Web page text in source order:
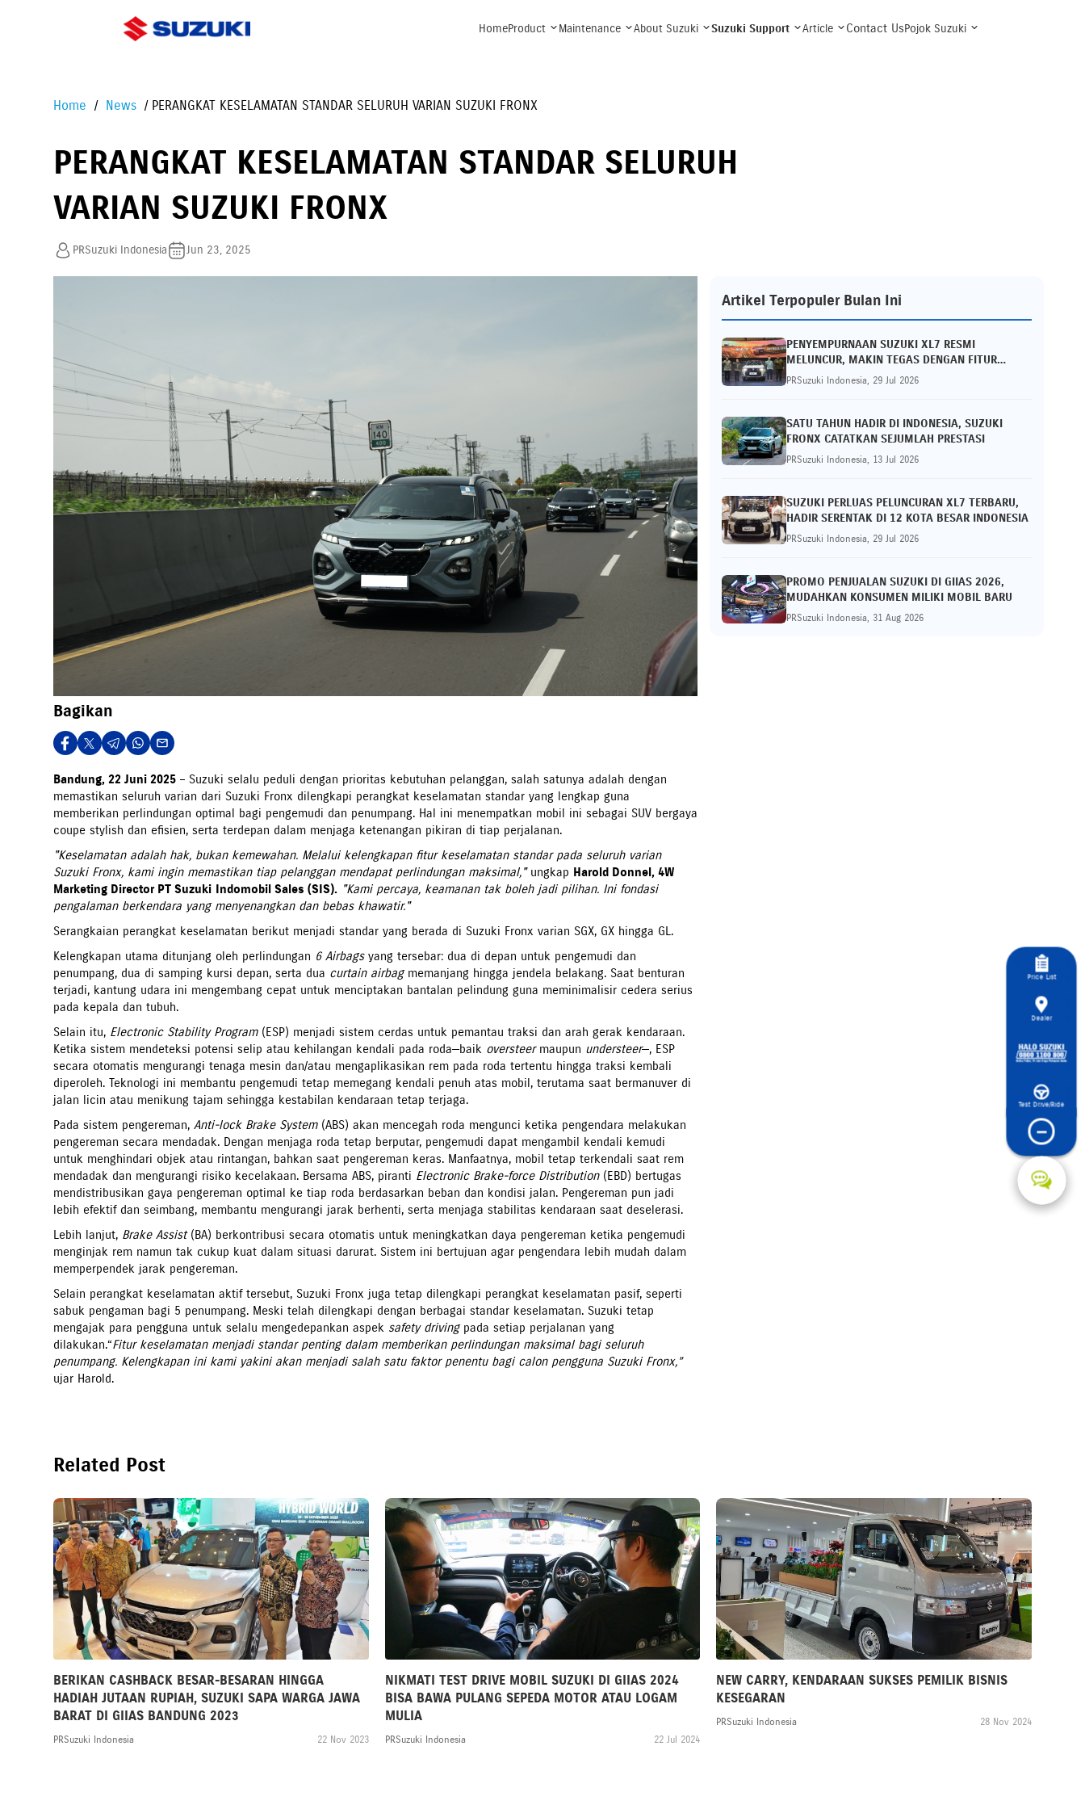
HomeProduct Maintenance About Suzuki Suzuki Support Article Contact UsPojok Suzuki
Home News PERANGKAT KESELAMATAN STANDAR SELURUH VARIAN SUZUKI FRONX
PERANGKAT KESELAMATAN STANDAR SELURUH
VARIAN SUZUKI FRONX
PRSuzuki Indonesia Jun 23, 2025
Bagikan
Bandung, 22 Juni 2025 – Suzuki selalu peduli dengan prioritas kebutuhan pelanggan, salah satunya adalah dengan
memastikan seluruh varian dari Suzuki Fronx dilengkapi perangkat keselamatan standar yang lengkap guna
memberikan perlindungan optimal bagi pengemudi dan penumpang. Hal ini menempatkan mobil ini sebagai SUV bergaya
coupe stylish dan efisien, serta terdepan dalam menjaga ketenangan pikiran di tiap perjalanan.
"Keselamatan adalah hak, bukan kemewahan. Melalui kelengkapan fitur keselamatan standar pada seluruh varian
Suzuki Fronx, kami ingin memastikan tiap pelanggan mendapat perlindungan maksimal,"ungkap Harold Donnel, 4W
Marketing Director PT Suzuki Indomobil Sales (SIS). "Kami percaya, keamanan tak boleh jadi pilihan. Ini fondasi
pengalaman berkendara yang menyenangkan dan bebas khawatir."
Serangkaian perangkat keselamatan berikut menjadi standar yang berada di Suzuki Fronx varian SGX, GX hingga GL.
Kelengkapan utama ditunjang oleh perlindungan 6 Airbagsyang tersebar: dua di depan untuk pengemudi dan
penumpang, dua di samping kursi depan, serta dua curtain airbagmemanjang hingga jendela belakang. Saat benturan
terjadi, kantung udara ini mengembang cepat untuk menciptakan bantalan pelindung guna meminimalisir cedera serius
pada kepala dan tubuh.
Selain itu, Electronic Stability Program(ESP) menjadi sistem cerdas untuk pemantau traksi dan arah gerak kendaraan.
Ketika sistem mendeteksi potensi selip atau kehilangan kendali pada roda—baik oversteermaupun understeer—, ESP
secara otomatis mengurangi tenaga mesin dan/atau mengaplikasikan rem pada roda tertentu hingga traksi kembali
diperoleh. Teknologi ini membantu pengemudi tetap memegang kendali penuh atas mobil, terutama saat bermanuver di
jalan licin atau menikung tajam sehingga kestabilan kendaraan tetap terjaga.
Pada sistem pengereman, Anti-lock Brake System(ABS) akan mencegah roda mengunci ketika pengendara melakukan
pengereman secara mendadak. Dengan menjaga roda tetap berputar, pengemudi dapat mengambil kendali kemudi
untuk menghindari objek atau rintangan, bahkan saat pengereman keras. Manfaatnya, mobil tetap terkendali saat rem
mendadak dan mengurangi risiko kecelakaan. Bersama ABS, piranti Electronic Brake-force Distribution(EBD) bertugas
mendistribusikan gaya pengereman optimal ke tiap roda berdasarkan beban dan kondisi jalan. Pengereman pun jadi
lebih efektif dan seimbang, membantu mengurangi jarak berhenti, serta menjaga stabilitas kendaraan saat deselerasi.
Lebih lanjut, Brake Assist(BA) berkontribusi secara otomatis untuk meningkatkan daya pengereman ketika pengemudi
menginjak rem namun tak cukup kuat dalam situasi darurat. Sistem ini bertujuan agar pengendara lebih mudah dalam
memperpendek jarak pengereman.
Selain perangkat keselamatan aktif tersebut, Suzuki Fronx juga tetap dilengkapi perangkat keselamatan pasif, seperti
sabuk pengaman bagi 5 penumpang. Meski telah dilengkapi dengan berbagai standar keselamatan. Suzuki tetap
mengajak para pengguna untuk selalu mengedepankan aspek safety drivingpada setiap perjalanan yang
dilakukan.“Fitur keselamatan menjadi standar penting dalam memberikan perlindungan maksimal bagi seluruh
penumpang. Kelengkapan ini kami yakini akan menjadi salah satu faktor penentu bagi calon pengguna Suzuki Fronx,”
ujar Harold.
Artikel Terpopuler Bulan Ini
PENYEMPURNAAN SUZUKI XL7 RESMI
MELUNCUR, MAKIN TEGAS DENGAN FITUR
BERMAKNA
PRSuzuki Indonesia, 29 Jul 2026
SATU TAHUN HADIR DI INDONESIA, SUZUKI
FRONX CATATKAN SEJUMLAH PRESTASI
PRSuzuki Indonesia, 13 Jul 2026
SUZUKI PERLUAS PELUNCURAN XL7 TERBARU,
HADIR SERENTAK DI 12 KOTA BESAR INDONESIA
PRSuzuki Indonesia, 29 Jul 2026
PROMO PENJUALAN SUZUKI DI GIIAS 2026,
MUDAHKAN KONSUMEN MILIKI MOBIL BARU
PRSuzuki Indonesia, 31 Aug 2026
Related Post
BERIKAN CASHBACK BESAR-BESARAN HINGGA
HADIAH JUTAAN RUPIAH, SUZUKI SAPA WARGA JAWA
BARAT DI GIIAS BANDUNG 2023
PRSuzuki Indonesia 22 Nov 2023
NIKMATI TEST DRIVE MOBIL SUZUKI DI GIIAS 2024
BISA BAWA PULANG SEPEDA MOTOR ATAU LOGAM
MULIA
PRSuzuki Indonesia 22 Jul 2024
NEW CARRY, KENDARAAN SUKSES PEMILIK BISNIS
KESEGARAN
PRSuzuki Indonesia 28 Nov 2024
Price List
Dealer
Test Drive/Ride
−